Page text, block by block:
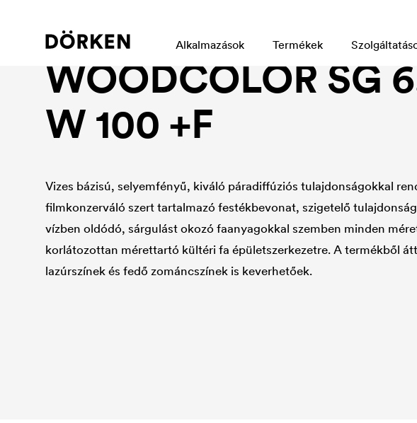
Alkalmazások Termékek
Industrial wood protection
WOODCOLOR SG
W 100 +F
Vizes bázisú, selyemfényű, kiváló páradiffúziós tulajdonságokkal
filmkonzerváló szert tartalmazó festékbevonat, szigetelő
vízben oldódó, sárgulást okozó faanyagokkal szemben minden
korlátozottan mérettartó kültéri fa épületszerkezetre. A termékből
lazúrszínek és fedő zománcszínek is keverhetőek.